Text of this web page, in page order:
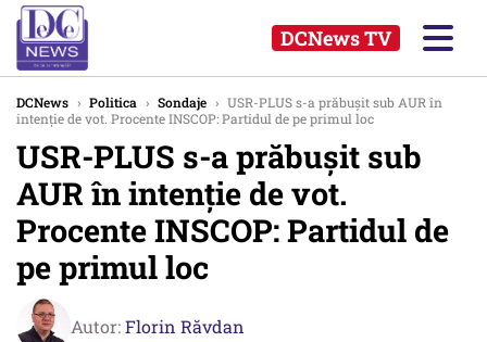
DCNews TV
DCNews › Politica › Sondaje › USR-PLUS s-a prăbușit sub AUR în
intenție de vot. Procente INSCOP: Partidul de pe primul loc
USR-PLUS s-a prăbușit sub
AUR în intenție de vot.
Procente INSCOP: Partidul de
pe primul loc
Autor:Florin Răvdan